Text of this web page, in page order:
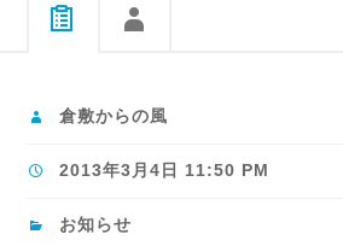
倉敷からの風
2013年3月4日 11:50 PM
お知らせ